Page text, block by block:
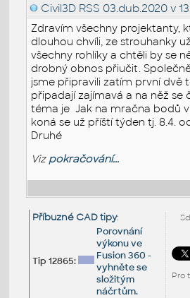
Civil3D RSS 03.dub.2020 v
Zdravím všechny projektanty,
dlouhou chvíli, ze strouhanky
všechny rohlíky a chtěli by se
drobný obnos přiučit.
jsme připravili zatím první dvě
připadají zajímavá a na něž se
téma je Jak na mračna bodů
koná se už příští týden tj. 8.4.
Druhé
Viz pokračování...
Pro
Příbuzné CAD tipy:
Tip 12865:
Porovnání
výkonu ve
Fusion 360 -
vyhněte se
složitým
náčrtům.